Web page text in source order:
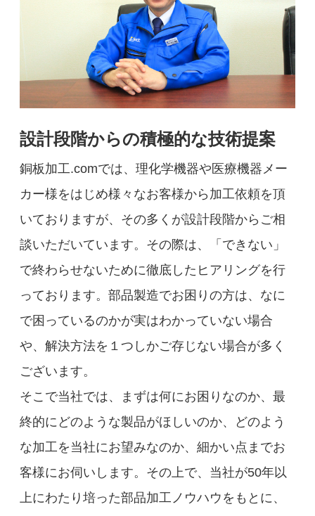
設計段階からの積極的な技術提案
銅板加工.comでは、理化学機器や医療機器メー
カー様をはじめ様々なお客様から加工依頼を頂
いておりますが、その多くが設計段階からご相
談いただいています。その際は、「できない」
で終わらせないために徹底したヒアリングを行
っております。部品製造でお困りの方は、なに
で困っているのかが実はわかっていない場合
や、解決方法を１つしかご存じない場合が多く
ございます。
そこで当社では、まずは何にお困りなのか、最
終的にどのような製品がほしいのか、どのよう
な加工を当社にお望みなのか、細かい点までお
客様にお伺いします。その上で、当社が50年以
上にわたり培った部品加工ノウハウをもとに、